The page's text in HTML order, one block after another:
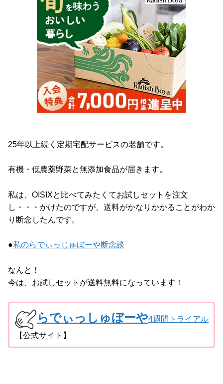
25年以上続く定期宅配サービスの老舗です。
有機・低農薬野菜と無添加食品が届きます。
私は、OISIXと比べてみたくてお試しセットを注文
し・・・かけたのですが、送料がかなりかかることがわか
り断念したんです。
●私のらでぃっじゅぼーや断念談
なんと！
今は、お試しセットが送料無料になっています！
らでぃっしゅぼーや4週間トライアル
【公式サイト】